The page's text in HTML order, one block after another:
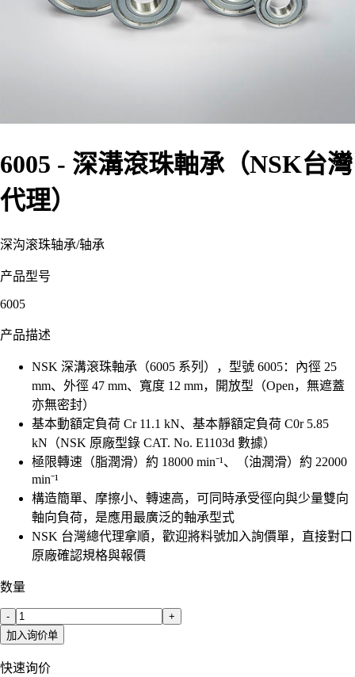
6005 - 深溝滾珠軸承（NSK台灣
代理）
深沟滚珠轴承/轴承
产品型号
6005
产品描述
NSK 深溝滾珠軸承（6005 系列），型號 6005：內徑 25
mm、外徑 47 mm、寬度 12 mm，開放型（Open，無遮蓋
亦無密封）
基本動額定負荷 Cr 11.1 kN、基本靜額定負荷 C0r 5.85
kN（NSK 原廠型錄 CAT. No. E1103d 數據）
極限轉速（脂潤滑）約 18000 min⁻¹、（油潤滑）約 22000
min⁻¹
構造簡單、摩擦小、轉速高，可同時承受徑向與少量雙向
軸向負荷，是應用最廣泛的軸承型式
NSK 台灣總代理拿順，歡迎將料號加入詢價單，直接對口
原廠確認規格與報價
数量
-
+
加入询价单
快速询价